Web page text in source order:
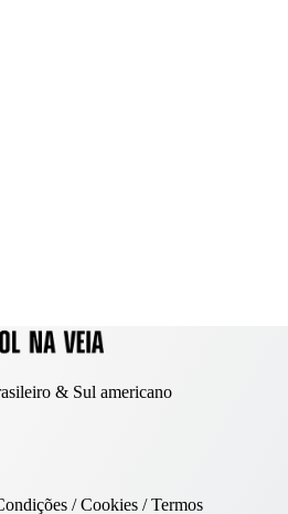
& Sul americano
/Cookies/Termos